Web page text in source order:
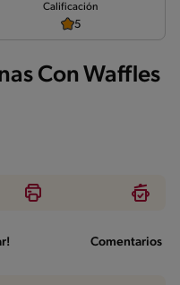
Calificación
5
Con Waffles
Comentarios